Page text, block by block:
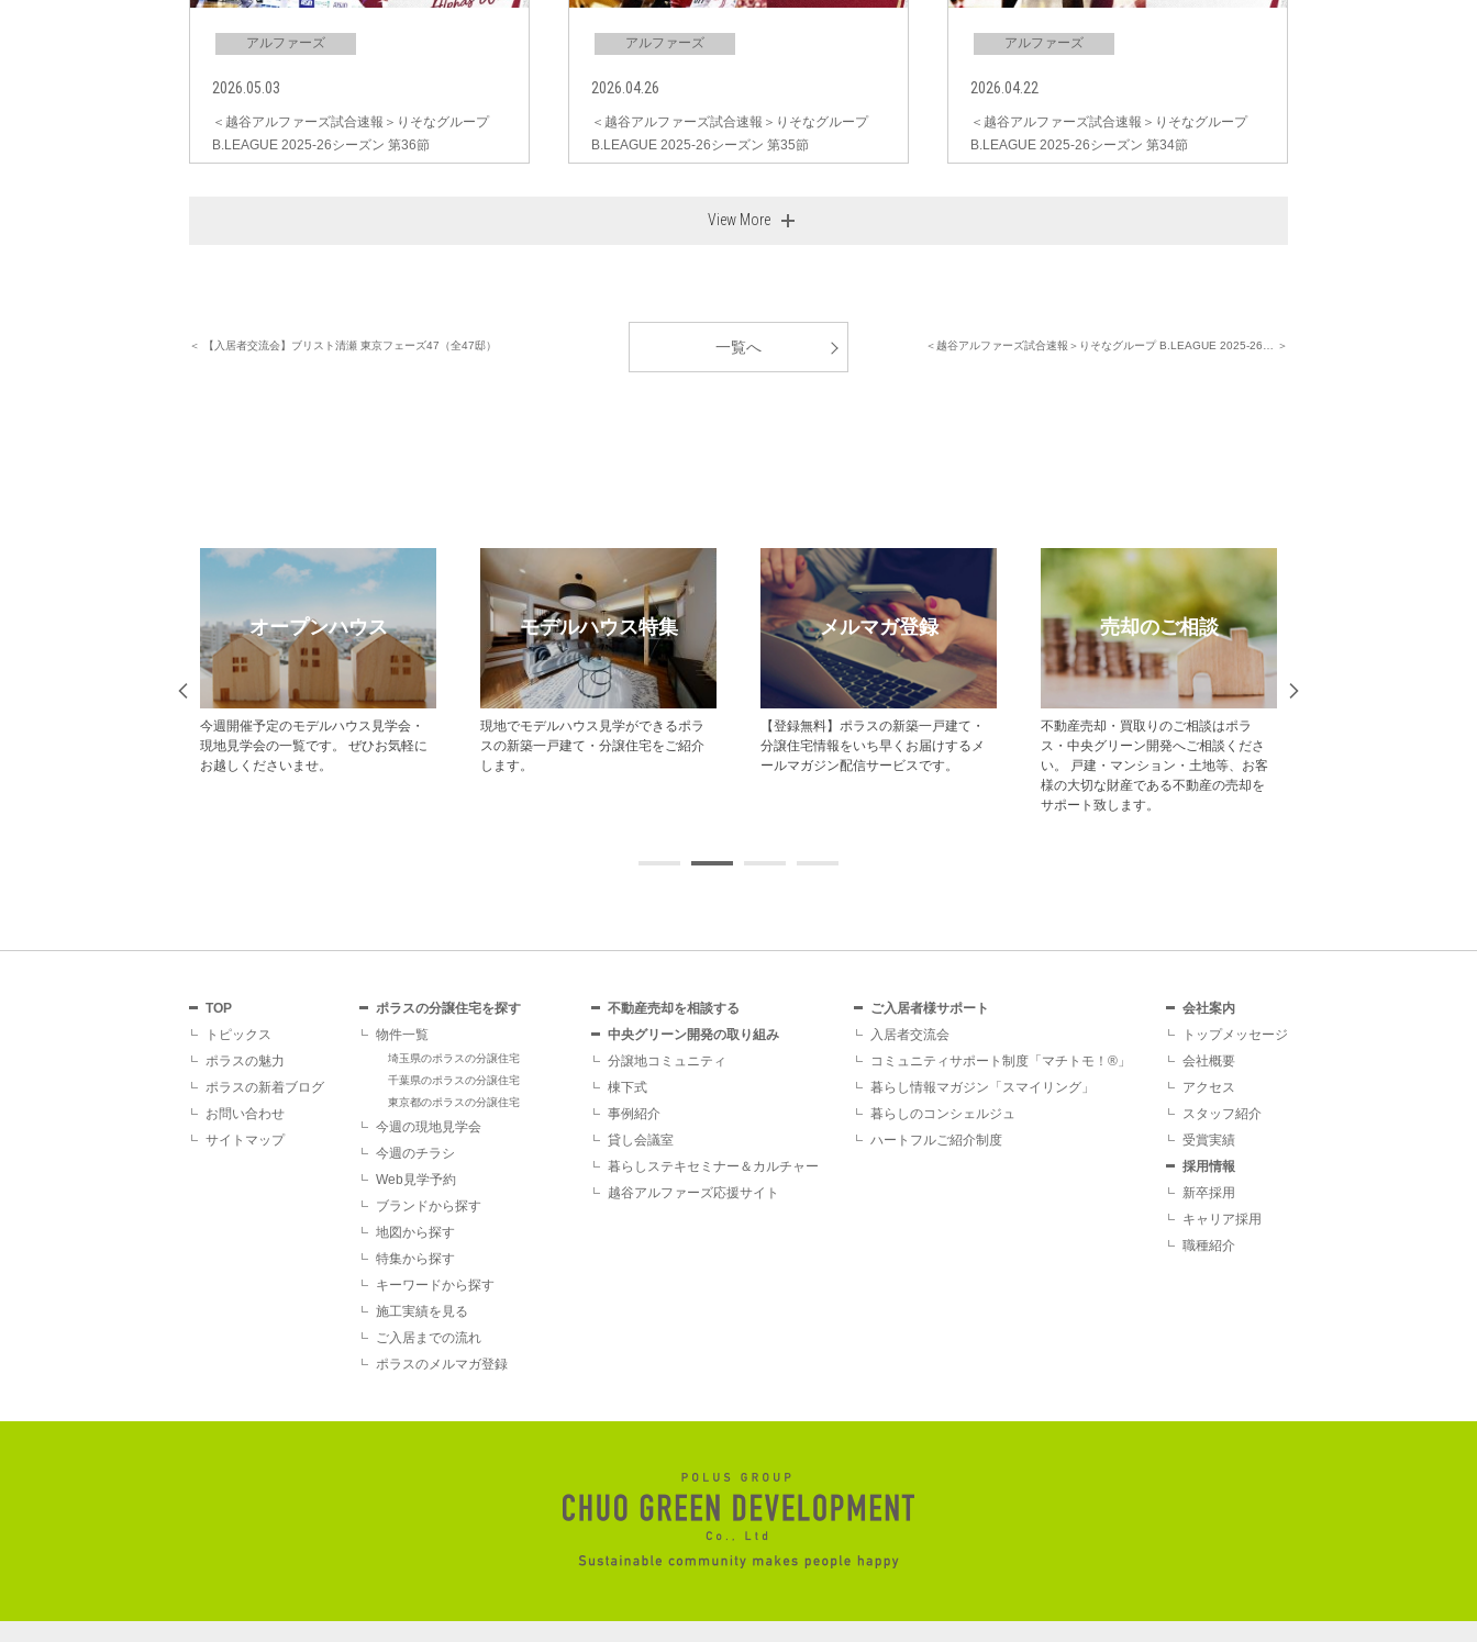
アルファーズ
2026.05.03
＜越谷アルファーズ試合速報＞りそなグループ
B.LEAGUE 2025-26シーズン 第36節
アルファーズ
2026.04.26
＜越谷アルファーズ試合速報＞りそなグループ
B.LEAGUE 2025-26シーズン 第35節
アルファーズ
2026.04.22
＜越谷アルファーズ試合速報＞りそなグループ
B.LEAGUE 2025-26シーズン 第34節
View More
＜ 【入居者交流会】ブリスト清瀬 東京フェーズ47（全47邸） ＜越谷アルファーズ試合速報＞りそなグループ B.LEAGUE 2025-26… ＞
一覧へ
オープンハウス
今週開催予定のモデルハウス見学会・
現地見学会の一覧です。 ぜひお気軽に
お越しくださいませ。
モデルハウス特集
現地でモデルハウス見学ができるポラ
スの新築一戸建て・分譲住宅をご紹介
します。
メルマガ登録
【登録無料】ポラスの新築一戸建て・
分譲住宅情報をいち早くお届けするメ
ールマガジン配信サービスです。
売却のご相談
不動産売却・買取りのご相談はポラ
ス・中央グリーン開発へご相談くださ
い。 戸建・マンション・土地等、お客
様の大切な財産である不動産の売却を
サポート致します。
TOP
トピックス
ポラスの魅力
ポラスの新着ブログ
お問い合わせ
サイトマップ
ポラスの分譲住宅を探す
物件一覧
埼玉県のポラスの分譲住宅
千葉県のポラスの分譲住宅
東京都のポラスの分譲住宅
今週の現地見学会
今週のチラシ
Web見学予約
ブランドから探す
地図から探す
特集から探す
キーワードから探す
施工実績を見る
ご入居までの流れ
ポラスのメルマガ登録
不動産売却を相談する
中央グリーン開発の取り組み
分譲地コミュニティ
棟下式
事例紹介
貸し会議室
暮らしステキセミナー＆カルチャー
越谷アルファーズ応援サイト
ご入居者様サポート
入居者交流会
コミュニティサポート制度「マチトモ！®」
暮らし情報マガジン「スマイリング」
暮らしのコンシェルジュ
ハートフルご紹介制度
会社案内
トップメッセージ
会社概要
アクセス
スタッフ紹介
受賞実績
採用情報
新卒採用
キャリア採用
職種紹介